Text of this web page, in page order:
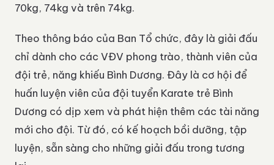
70kg, 74kg và trên 74kg.
Theo thông báo của Ban Tổ chức, đây là giải đấu
chỉ dành cho các VĐV phong trào, thành viên của
đội trẻ, năng khiếu Bình Dương. Đây là cơ hội để
huấn luyện viên của đội tuyển Karate trẻ Bình
Dương có dịp xem và phát hiện thêm các tài năng
mới cho đội. Từ đó, có kế hoạch bồi dưỡng, tập
luyện, sẵn sàng cho những giải đấu trong tương